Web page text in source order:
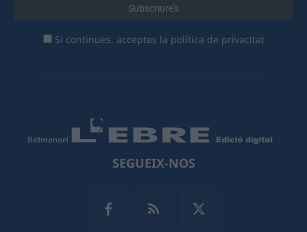
Si continues, acceptes la política de privacitat
SEGUEIX-NOS